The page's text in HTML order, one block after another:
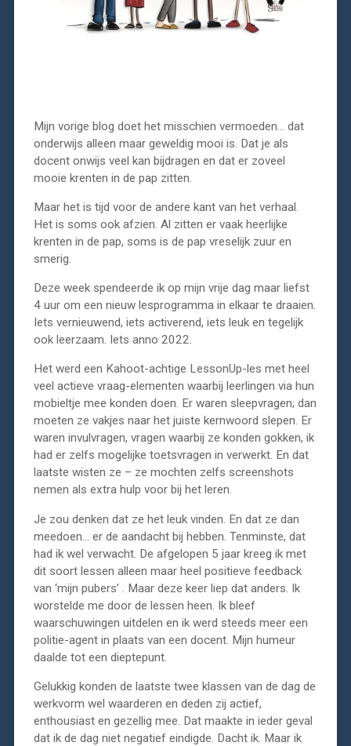
Mijn vorige blog doet het misschien vermoeden… dat
onderwijs alleen maar geweldig mooi is. Dat je als
docent onwijs veel kan bijdragen en dat er zoveel
mooie krenten in de pap zitten.
Maar het is tijd voor de andere kant van het verhaal.
Het is soms ook afzien. Al zitten er vaak heerlijke
krenten in de pap, soms is de pap vreselijk zuur en
smerig.
Deze week spendeerde ik op mijn vrije dag maar liefst
4 uur om een nieuw lesprogramma in elkaar te draaien.
Iets vernieuwend, iets activerend, iets leuk en tegelijk
ook leerzaam. Iets anno 2022.
Het werd een Kahoot-achtige LessonUp-les met heel
veel actieve vraag-elementen waarbij leerlingen via hun
mobieltje mee konden doen. Er waren sleepvragen; dan
moeten ze vakjes naar het juiste kernwoord slepen. Er
waren invulvragen, vragen waarbij ze konden gokken, ik
had er zelfs mogelijke toetsvragen in verwerkt. En dat
laatste wisten ze – ze mochten zelfs screenshots
nemen als extra hulp voor bij het leren.
Je zou denken dat ze het leuk vinden. En dat ze dan
meedoen… er de aandacht bij hebben. Tenminste, dat
had ik wel verwacht. De afgelopen 5 jaar kreeg ik met
dit soort lessen alleen maar heel positieve feedback
van ‘mijn pubers’ . Maar deze keer liep dat anders. Ik
worstelde me door de lessen heen. Ik bleef
waarschuwingen uitdelen en ik werd steeds meer een
politie-agent in plaats van een docent. Mijn humeur
daalde tot een dieptepunt.
Gelukkig konden de laatste twee klassen van de dag de
werkvorm wel waarderen en deden zij actief,
enthousiast en gezellig mee. Dat maakte in ieder geval
dat ik de dag niet negatief eindigde. Dacht ik. Maar ik